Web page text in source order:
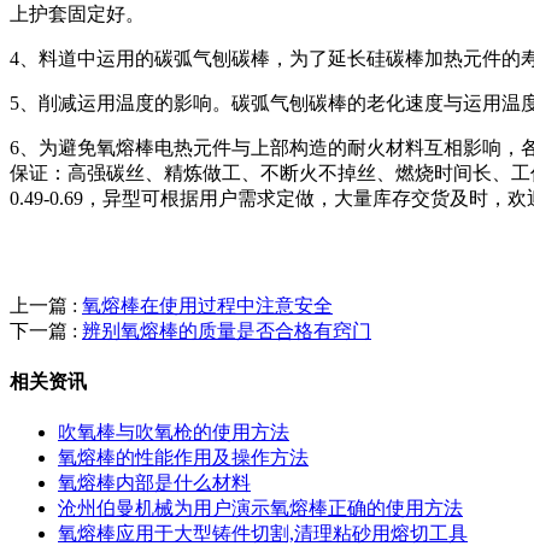
上护套固定好。
4、料道中运用的碳弧气刨碳棒，为了延长硅碳棒加热元件
5、削减运用温度的影响。碳弧气刨碳棒的老化速度与运用温
6、为避免氧熔棒电热元件与上部构造的耐火材料互相影响
保证：高强碳丝、精炼做工、不断火不掉丝、燃烧时间长、
0.49-0.69，异型可根据用户需求定做，大量库存交货及时，欢
上一篇 : 氧熔棒在使用过程中注意安全
下一篇 : 辨别氧熔棒的质量是否合格有窍门
相关资讯
吹氧棒与吹氧枪的使用方法
氧熔棒的性能作用及操作方法
氧熔棒内部是什么材料
沧州伯曼机械为用户演示氧熔棒正确的使用方法
氧熔棒应用于大型铸件切割,清理粘砂用熔切工具